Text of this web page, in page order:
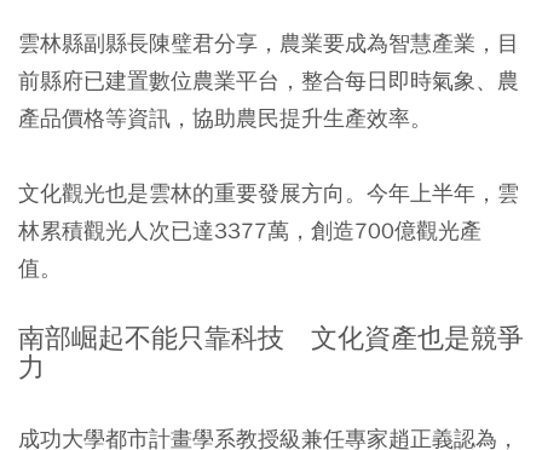
雲林縣副縣長陳璧君分享，農業要成為智慧產業，目
前縣府已建置數位農業平台，整合每日即時氣象、農
產品價格等資訊，協助農民提升生產效率。
文化觀光也是雲林的重要發展方向。今年上半年，雲
林累積觀光人次已達3377萬，創造700億觀光產
值。
南部崛起不能只靠科技 文化資產也是競爭
力
成功大學都市計畫學系教授級兼任專家趙正義認為，